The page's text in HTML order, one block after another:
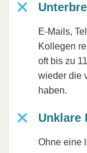
E-Mails,
Kollegen
oft bis zu
wieder die
haben.
Unklare
Ohne eine